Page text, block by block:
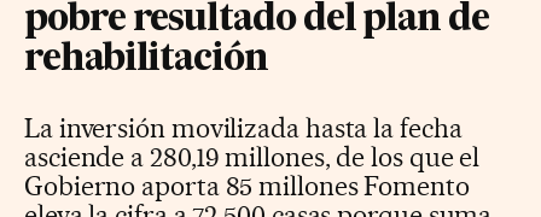
pobre resultado del plan de
rehabilitación
La inversión movilizada hasta la fecha
asciende a 280,19 millones, de los que el
Gobierno aporta 85 millones Fomento